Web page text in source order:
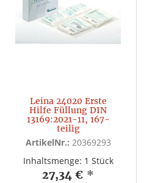
Leina 24020 Erste
Hilfe Füllung DIN
13169:2021-11, 167-
teilig
ArtikelNr.: 20369293
Inhaltsmenge: 1 Stück
27,34 € *